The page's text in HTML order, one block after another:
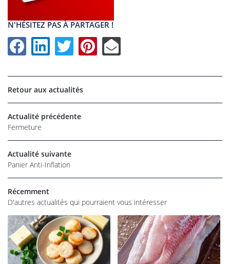
Accueil
magasins
et tarifs
RESTEZ
N'HÉSITEZ PAS À PARTAGER !
Retour aux actualités
Actualité précédente
Fermeture
Actualité suivante
Panier Anti-Inflation
Récemment
D'autres actualités qui pourraient vous intéresser